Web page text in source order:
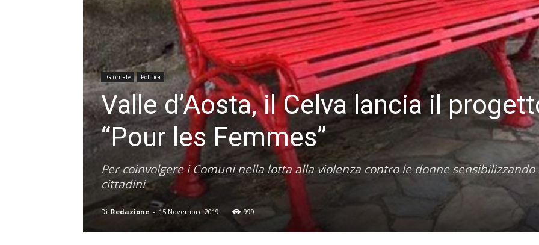
Giornale Politica
Valle d’Aosta, il Celva lancia il
“Pour les Femmes”
Per coinvolgere i Comuni nella lotta alla violenza contro le donne sensibilizzando
cittadini
Di Redazione - 15 Novembre 2019 999